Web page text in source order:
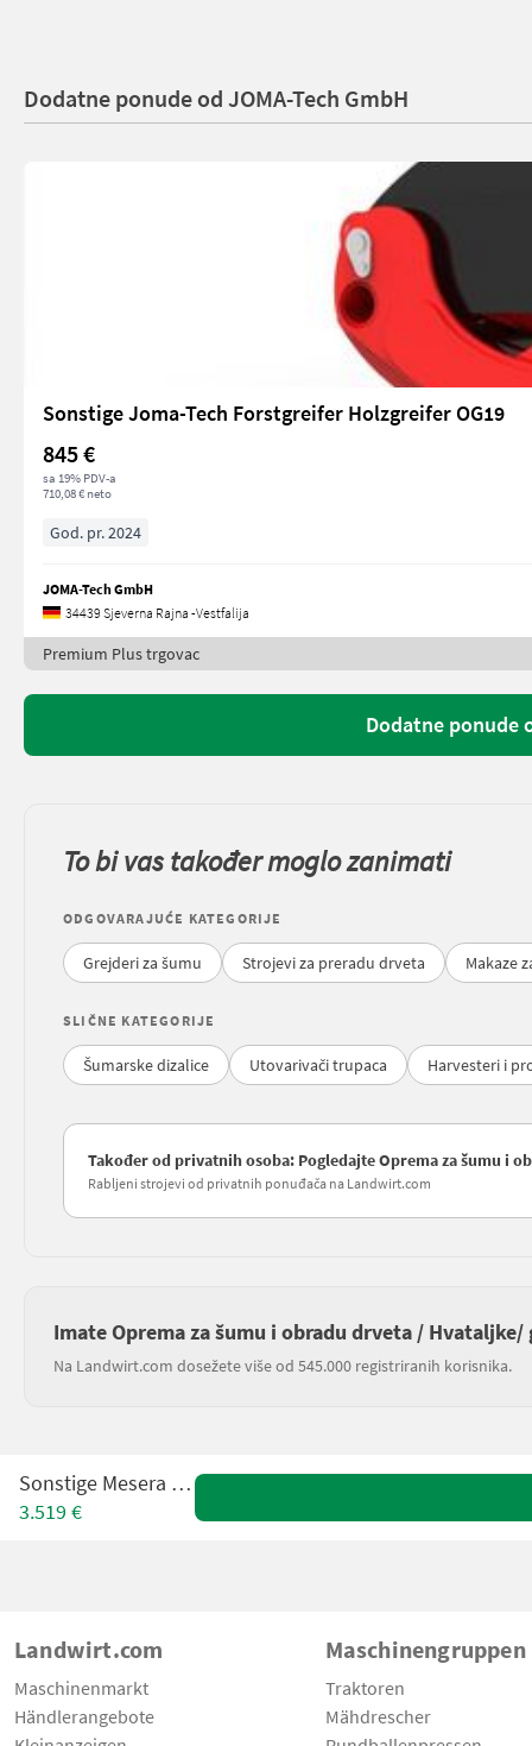
Dodatne ponude od JOMA-Tech GmbH
Sonstige Joma-Tech Forstgreifer Holzgreifer OG19
845 €
sa 19% PDV-a
710,08 € neto
God. pr. 2024
JOMA-Tech GmbH
34439 Sjeverna Rajna -Vestfalija
Premium Plus trgovac
Dodatne ponude
To bi vas također moglo zanimati
ODGOVARAJUĆE KATEGORIJE
Grejderi za šumu Strojevi za preradu drveta Makaze
SLIČNE KATEGORIJE
Šumarske dizalice Utovarivači trupaca Harvesteri i
Također od privatnih osoba: Pogledajte Oprema za šumu i
Rabljeni strojevi od privatnih ponuđača na Landwirt.com
Imate Oprema za šumu i obradu drveta /
Na Landwirt.com dosežete više od 545.000 registriranih korisnika.
Sonstige Mesera MF26
3.519 €
Landwirt.com
Maschinenmarkt
Händlerangebote
Maschinengruppen
Traktoren
Mähdrescher